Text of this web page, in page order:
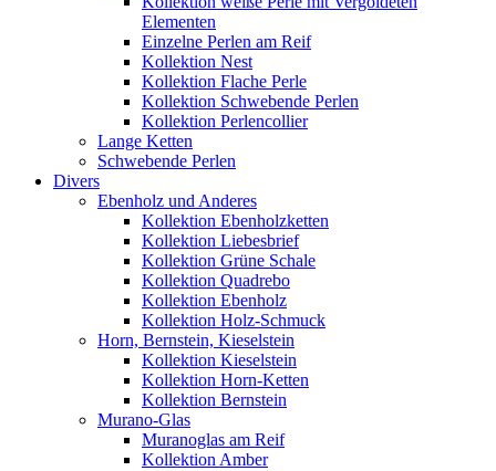
Elementen
Einzelne Perlen am Reif
Kollektion Nest
Kollektion Flache Perle
Kollektion Schwebende Perlen
Kollektion Perlencollier
Lange Ketten
Schwebende Perlen
Divers
Ebenholz und Anderes
Kollektion Ebenholzketten
Kollektion Liebesbrief
Kollektion Grüne Schale
Kollektion Quadrebo
Kollektion Ebenholz
Kollektion Holz-Schmuck
Horn, Bernstein, Kieselstein
Kollektion Kieselstein
Kollektion Horn-Ketten
Kollektion Bernstein
Murano-Glas
Muranoglas am Reif
Kollektion Amber